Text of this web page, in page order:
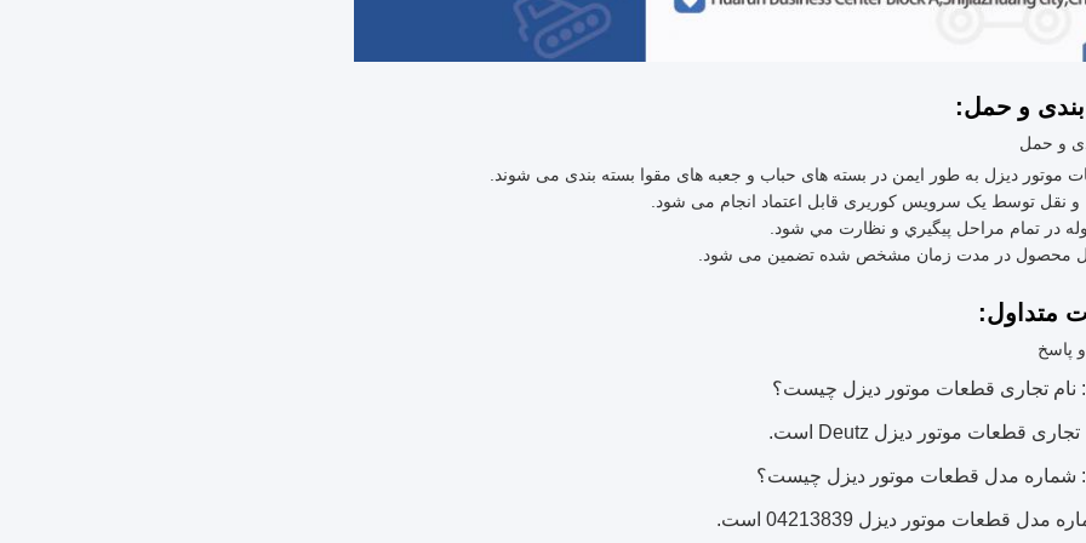
و حمل:
و حمل
موتور دیزل به طور ایمن در بسته های حباب و جعبه های مقوا بسته بندی می شوند.
نقل توسط یک سرویس کوریری قابل اعتماد انجام می شود.
در تمام مراحل پيگيري و نظارت مي شود.
محصول در مدت زمان مشخص شده تضمین می شود.
متداول:
پاسخ